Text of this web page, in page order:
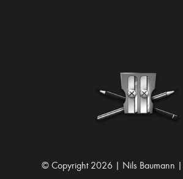
© Copyright 2026 | Nils Baumann |